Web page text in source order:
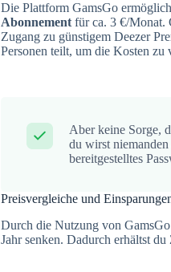
Die Plattform GamsGo
Abonnementfür ca. 3 €/Monat.
Zugang zu günstigem Deezer
Personen teilt, um die Kosten zu
Aber keine Sorge,
du wirst
bereitgestelltes
Preisvergleiche und
Durch die Nutzung von
Jahr senken. Dadurch erhältst